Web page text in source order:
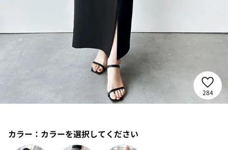
284
カラー： カラーを選択してください